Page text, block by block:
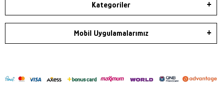
Kategoriler
Mobil Uygulamalarımız